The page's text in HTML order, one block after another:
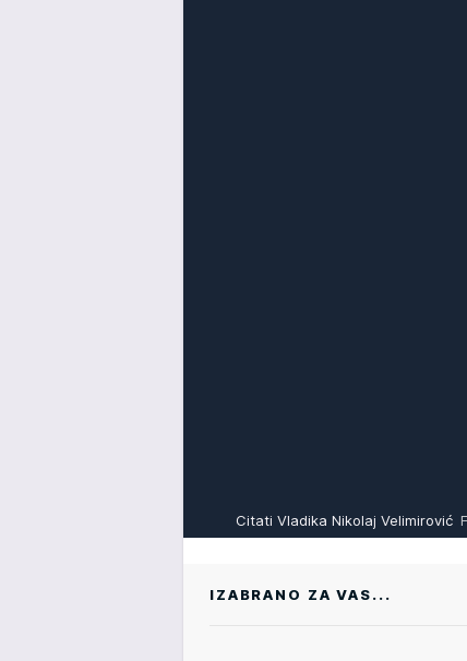
Citati Vladika Nikolaj Velimirović
IZABRANO ZA VAS...